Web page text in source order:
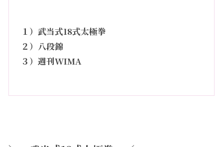
１） 武当式18式太極拳
２） 八段錦
３） 週刊WIMA